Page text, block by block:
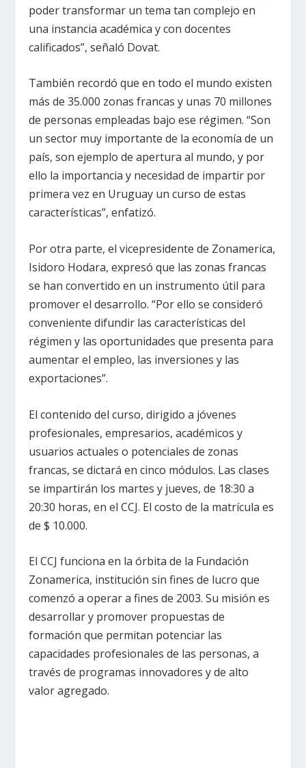
poder transformar un tema tan complejo en
una instancia académica y con docentes
calificados”, señaló Dovat.
También recordó que en todo el mundo existen
más de 35.000 zonas francas y unas 70 millones
de personas empleadas bajo ese régimen. “Son
un sector muy importante de la economía de un
país, son ejemplo de apertura al mundo, y por
ello la importancia y necesidad de impartir por
primera vez en Uruguay un curso de estas
características”, enfatizó.
Por otra parte, el vicepresidente de Zonamerica,
Isidoro Hodara, expresó que las zonas francas
se han convertido en un instrumento útil para
promover el desarrollo. “Por ello se consideró
conveniente difundir las características del
régimen y las oportunidades que presenta para
aumentar el empleo, las inversiones y las
exportaciones”.
El contenido del curso, dirigido a jóvenes
profesionales, empresarios, académicos y
usuarios actuales o potenciales de zonas
francas, se dictará en cinco módulos. Las clases
se impartirán los martes y jueves, de 18:30 a
20:30 horas, en el CCJ. El costo de la matrícula es
de $ 10.000.
El CCJ funciona en la órbita de la Fundación
Zonamerica, institución sin fines de lucro que
comenzó a operar a fines de 2003. Su misión es
desarrollar y promover propuestas de
formación que permitan potenciar las
capacidades profesionales de las personas, a
través de programas innovadores y de alto
valor agregado.